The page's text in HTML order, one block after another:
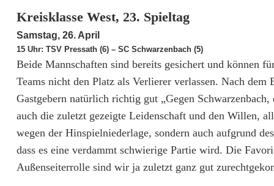
i
r
e
k
t
D
u
Kreisklasse West, 23. Spieltag
Samstag, 26. April
15 Uhr: TSV Pressath (6) – SC Schwarzenbach (5)
Beide Mannschaften sind bereits gesichert und können
Teams nicht den Platz als Verlierer verlassen. Nach
Gastgebern natürlich richtig gut „Gegen
auch die zuletzt gezeigte Leidenschaft und den Willen,
wegen der Hinspielniederlage, sondern auch aufgrund
dass es eine verdammt schwierige Partie wird. Die
Außenseiterrolle sind wir ja zuletzt ganz gut